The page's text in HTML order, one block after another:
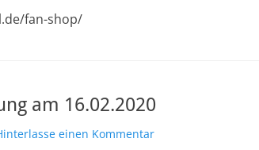
fan-shop/
am 16.02.2020
einen Kommentar